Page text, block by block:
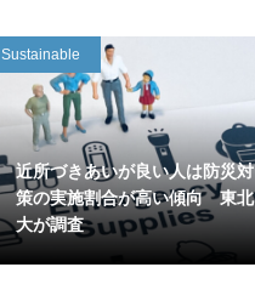
Sustainable
近所づきあいが良い人は防災対
策の実施割合が高い傾向 東北
大が調査